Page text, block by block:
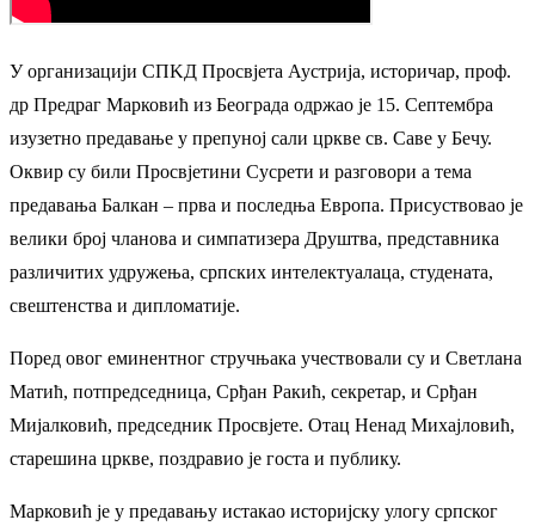
У организацији СПKД Просвјета Аустрија, историчар, проф.
др Предраг Марковић из Београда одржао је 15. Септембра
изузетно предавање у препуној сали цркве св. Саве у Бечу.
Оквир су били Просвјетини Сусрети и разговори а тема
предавања Балкан – прва и последња Европа. Присуствовао је
велики број чланова и симпатизера Друштва, представника
различитих удружења, српских интелектуалаца, студената,
свештенства и дипломатије.
Поред овог еминентног стручњака учествовали су и Светлана
Матић, потпредседница, Срђан Ракић, секретар, и Срђан
Мијалковић, председник Просвјете. Отац Ненад Михајловић,
старешина цркве, поздравио је госта и публику.
Марковић је у предавању истакао историјску улогу српског